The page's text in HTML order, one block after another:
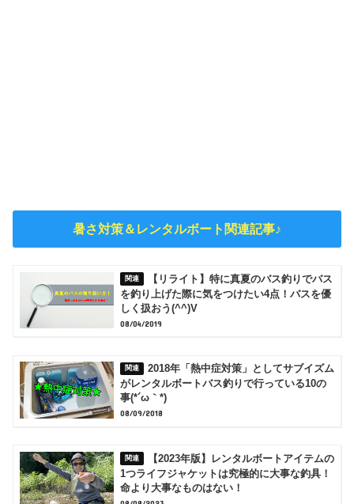
暑さ対策＆レンタルボート関連記事♪
【リライト】特に真夏のバス釣りでバス
を釣り上げた際に気をつけたい4点！バスを優
しく扱おう(^^)V
08/04/2019
2018年「熱中症対策」としてサブイズム
がレンタルボートバス釣りで行っている10の
事(*´ω｀*)
08/09/2018
【2023年版】レンタルボートアイテムの
1つライフジャケットは究極的に大事な釣具！
命より大事なものはない！